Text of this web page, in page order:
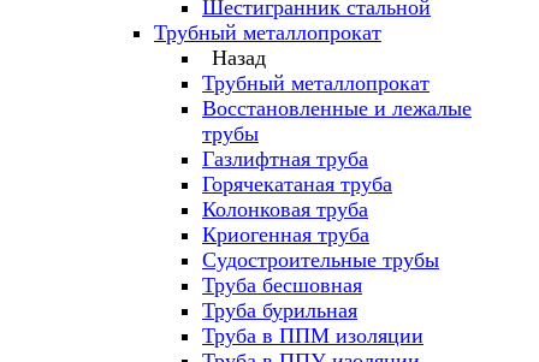
Шестигранник стальной
Трубный металлопрокат
Назад
Трубный металлопрокат
Восстановленные и лежалые
трубы
Газлифтная труба
Горячекатаная труба
Колонковая труба
Криогенная труба
Судостроительные трубы
Труба бесшовная
Труба бурильная
Труба в ППМ изоляции